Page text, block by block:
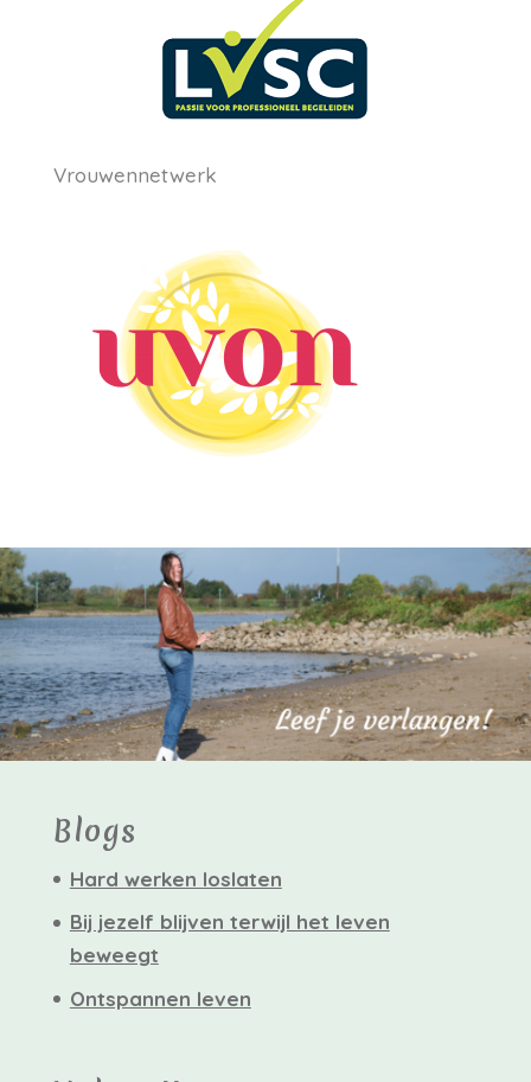
Vrouwennetwerk
Blogs
Hard werken loslaten
Bij jezelf blijven terwijl het leven
beweegt
Ontspannen leven